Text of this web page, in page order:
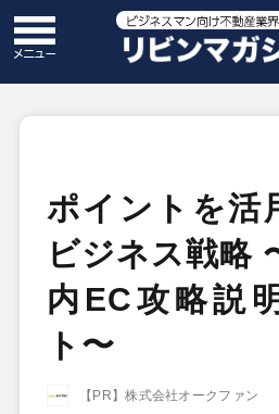
ポイントを活
ビジネス戦略
内EC攻略説
ト〜
【PR】株式会社オークファン